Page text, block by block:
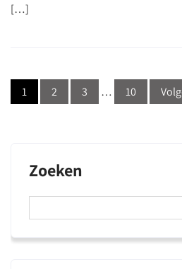
[…]
Berichten
navigatie
1 2 3 … 10
Zoeken